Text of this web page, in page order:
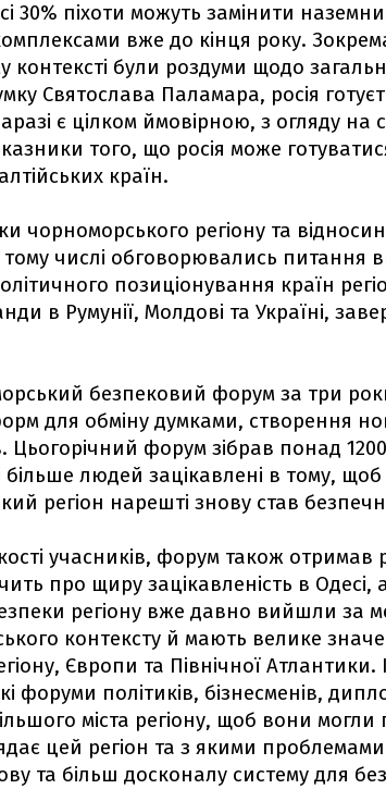
30% піхоти можуть замінити
вже до кінця року.
були роздуми щодо
Святослава Паламара, росія
є цілком ймовірною, з огляду на
того, що росія може
країн.
чорноморського регіону та відносин
числі обговорювались питання
позиціонування країн
в Румунії, Молдові та Україні,
безпековий форум за три
для обміну думками, створення
Цьогорічний форум зібрав понад
людей зацікавлені в тому, щоб
регіон нарешті знову став
учасників, форум також отримав
про щиру зацікавленість в
регіону вже давно вийшли за
контексту й мають велике
Європи та Північної Атлантики.
форуми політиків, бізнесменів,
міста регіону, щоб вони
цей регіон та з якими проблемами
та більш досконалу систему для